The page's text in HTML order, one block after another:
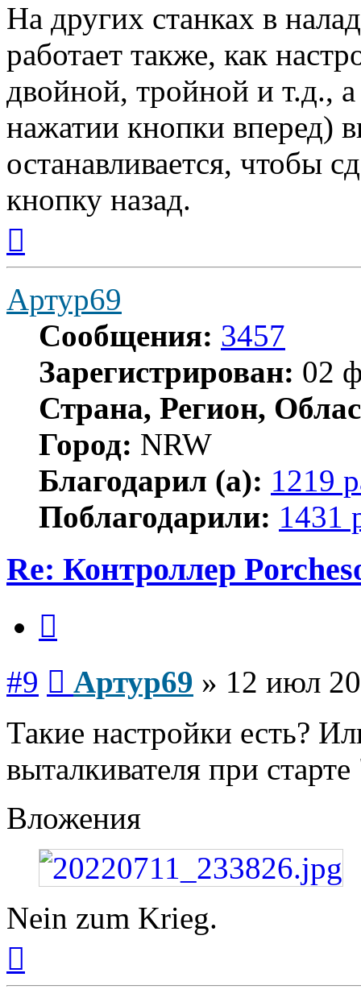
На других станках в
работает также, как
двойной, тройной и т.д.,
нажатии кнопки вперед)
останавливается, чтобы
кнопку назад.
началу
Артур69
Сообщения: 3457
Зарегистрирован: 02
Страна, Регион,
Город: NRW
Благодарил (а): 1219
Поблагодарили: 1431
Re: Контроллер
#9 Артур69 » 12 июл
Такие настройки есть?
выталкивателя при
Вложения
Nein zum Krieg.
началу